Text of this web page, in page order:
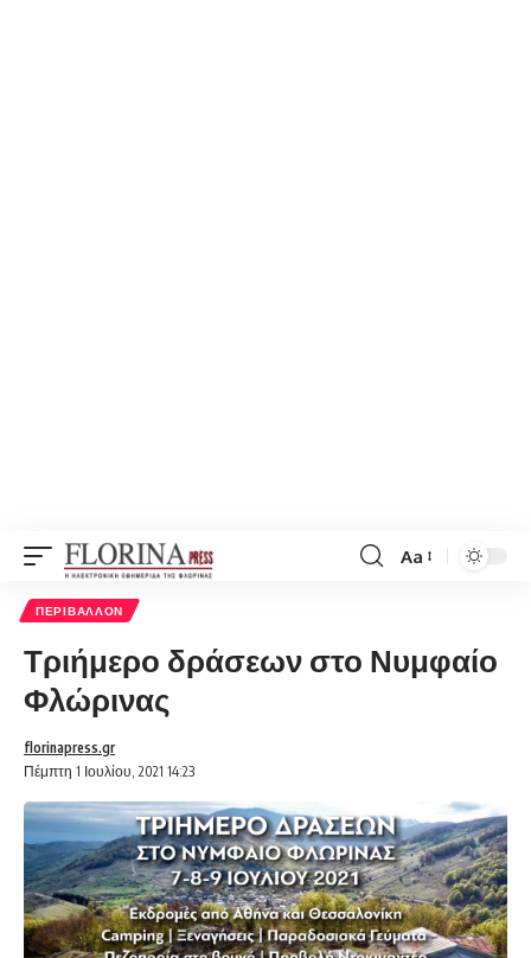
Font
Aa
ΠΕΡΙΒΆΛΛΟΝ
Τριήμερο δράσεων στο Νυμφαίο
Φλώρινας
Πέμπτη 1 Ιουλίου, 2021 14:23
florinapress.gr